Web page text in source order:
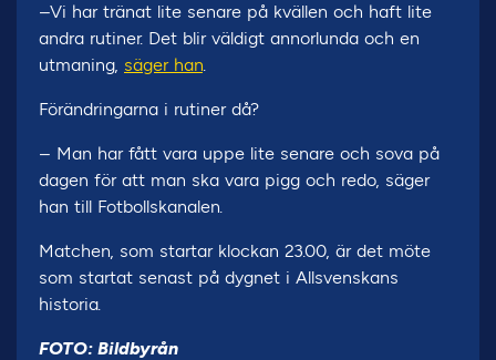
–Vi har tränat lite senare på kvällen och haft lite
andra rutiner. Det blir väldigt annorlunda och en
utmaning, säger han.
Förändringarna i rutiner då?
– Man har fått vara uppe lite senare och sova på
dagen för att man ska vara pigg och redo, säger
han till Fotbollskanalen.
Matchen, som startar klockan 23.00, är det möte
som startat senast på dygnet i Allsvenskans
historia.
FOTO: Bildbyrån